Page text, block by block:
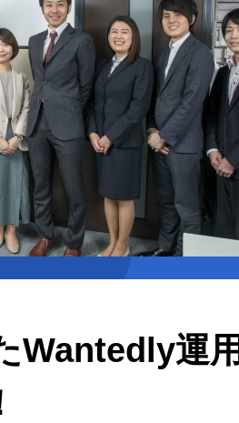
Wantedly運用